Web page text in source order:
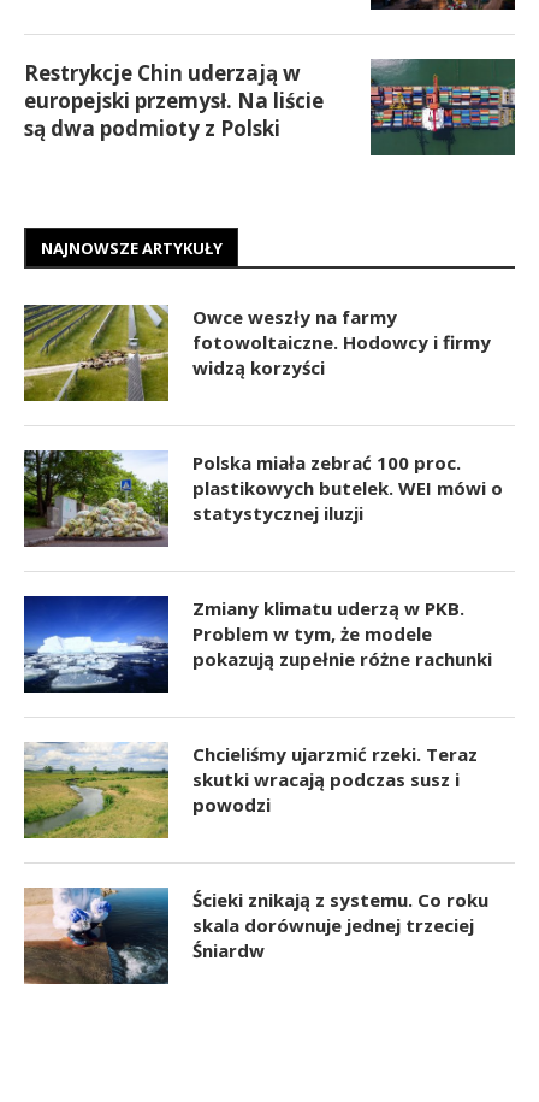
Restrykcje Chin uderzają w
europejski przemysł. Na liście
są dwa podmioty z Polski
NAJNOWSZE ARTYKUŁY
Owce weszły na farmy
fotowoltaiczne. Hodowcy i firmy
widzą korzyści
Polska miała zebrać 100 proc.
plastikowych butelek. WEI mówi o
statystycznej iluzji
Zmiany klimatu uderzą w PKB.
Problem w tym, że modele
pokazują zupełnie różne rachunki
Chcieliśmy ujarzmić rzeki. Teraz
skutki wracają podczas susz i
powodzi
Ścieki znikają z systemu. Co roku
skala dorównuje jednej trzeciej
Śniardw